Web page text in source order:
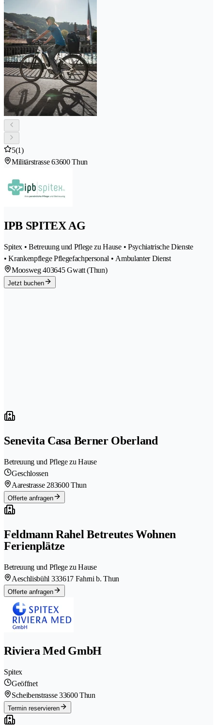
5(1)
Militärstrasse 63600 Thun
IPB SPITEX AG
Spitex • Betreuung und Pflege zu Hause • Psychiatrische Dienste
• Krankenpflege Pflegefachpersonal • Ambulanter Dienst
Moosweg 403645 Gwatt (Thun)
Jetzt buchen
Senevita Casa Berner Oberland
Betreuung und Pflege zu Hause
Geschlossen
Aarestrasse 283600 Thun
Offerte anfragen
Feldmann Rahel Betreutes Wohnen
Ferienplätze
Betreuung und Pflege zu Hause
Aeschlisbühl 333617 Fahrni b. Thun
Offerte anfragen
Riviera Med GmbH
Spitex
Geöffnet
Scheibenstrasse 33600 Thun
Termin reservieren